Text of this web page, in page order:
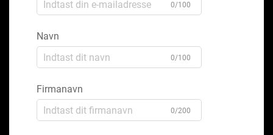
0/100
Navn
0/100
Firmanavn
0/200